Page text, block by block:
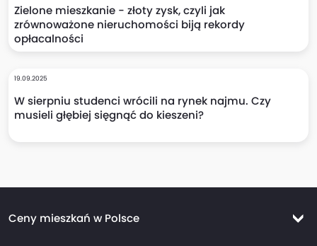
Zielone mieszkanie - złoty zysk, czyli jak
zrównoważone nieruchomości biją rekordy
opłacalności
19.09.2025
W sierpniu studenci wrócili na rynek najmu. Czy
musieli głębiej sięgnąć do kieszeni?
Ceny mieszkań w Polsce